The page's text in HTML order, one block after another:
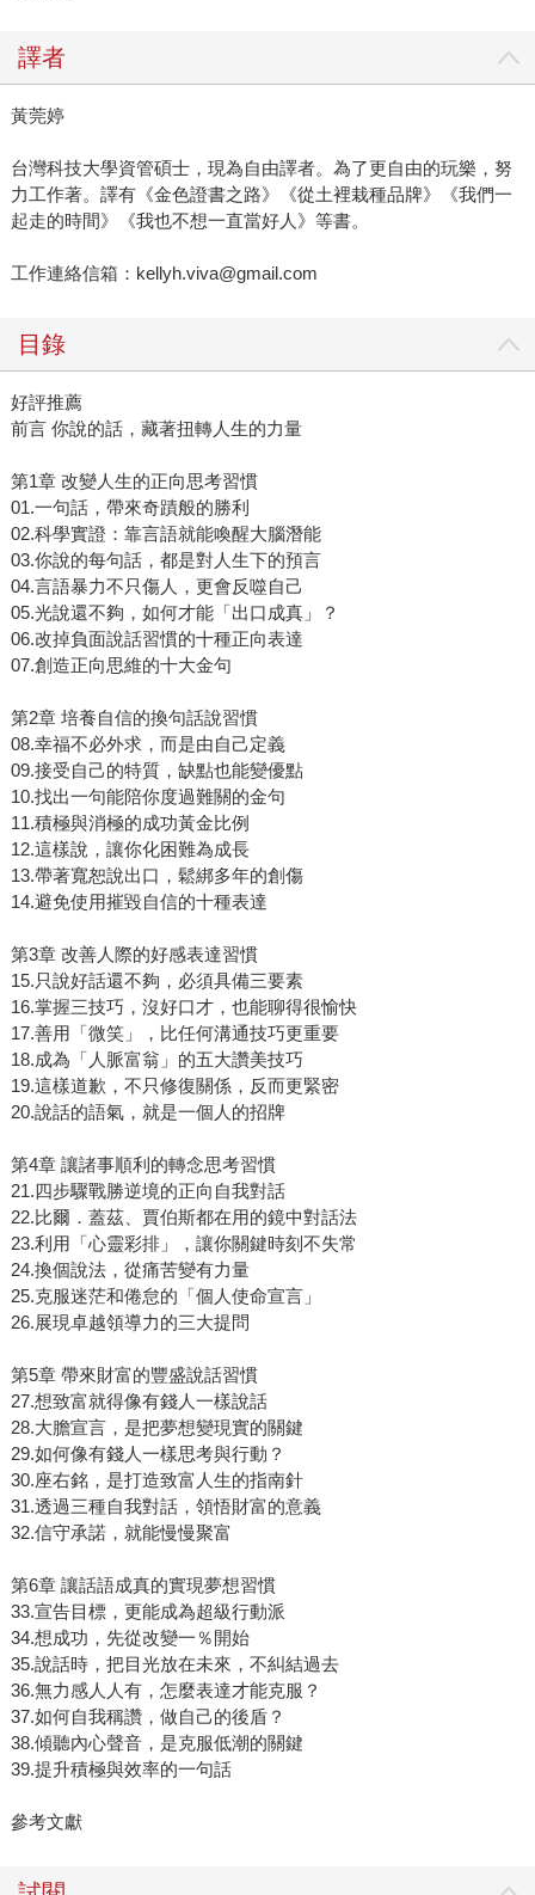
譯者
黃莞婷
台灣科技大學資管碩士，現為自由譯者。為了更自由的玩樂，努
力工作著。譯有《金色證書之路》《從土裡栽種品牌》《我們一
起走的時間》《我也不想一直當好人》等書。
工作連絡信箱：kellyh.viva@gmail.com
目錄
好評推薦
前言 你說的話，藏著扭轉人生的力量
第1章 改變人生的正向思考習慣
01.一句話，帶來奇蹟般的勝利
02.科學實證：靠言語就能喚醒大腦潛能
03.你說的每句話，都是對人生下的預言
04.言語暴力不只傷人，更會反噬自己
05.光說還不夠，如何才能「出口成真」？
06.改掉負面說話習慣的十種正向表達
07.創造正向思維的十大金句
第2章 培養自信的換句話說習慣
08.幸福不必外求，而是由自己定義
09.接受自己的特質，缺點也能變優點
10.找出一句能陪你度過難關的金句
11.積極與消極的成功黃金比例
12.這樣說，讓你化困難為成長
13.帶著寬恕說出口，鬆綁多年的創傷
14.避免使用摧毀自信的十種表達
第3章 改善人際的好感表達習慣
15.只說好話還不夠，必須具備三要素
16.掌握三技巧，沒好口才，也能聊得很愉快
17.善用「微笑」，比任何溝通技巧更重要
18.成為「人脈富翁」的五大讚美技巧
19.這樣道歉，不只修復關係，反而更緊密
20.說話的語氣，就是一個人的招牌
第4章 讓諸事順利的轉念思考習慣
21.四步驟戰勝逆境的正向自我對話
22.比爾．蓋茲、賈伯斯都在用的鏡中對話法
23.利用「心靈彩排」，讓你關鍵時刻不失常
24.換個說法，從痛苦變有力量
25.克服迷茫和倦怠的「個人使命宣言」
26.展現卓越領導力的三大提問
第5章 帶來財富的豐盛說話習慣
27.想致富就得像有錢人一樣說話
28.大膽宣言，是把夢想變現實的關鍵
29.如何像有錢人一樣思考與行動？
30.座右銘，是打造致富人生的指南針
31.透過三種自我對話，領悟財富的意義
32.信守承諾，就能慢慢聚富
第6章 讓話語成真的實現夢想習慣
33.宣告目標，更能成為超級行動派
34.想成功，先從改變一％開始
35.說話時，把目光放在未來，不糾結過去
36.無力感人人有，怎麼表達才能克服？
37.如何自我稱讚，做自己的後盾？
38.傾聽內心聲音，是克服低潮的關鍵
39.提升積極與效率的一句話
參考文獻